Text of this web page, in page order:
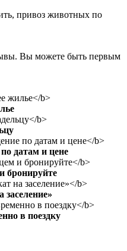
привоз животных по
Вы можете быть первым
датам и цене
бронируйте
в поездку